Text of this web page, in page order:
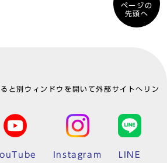
ページの
先頭へ
と別ウィンドウを開いて外部サイトへリン
Instagram LINE